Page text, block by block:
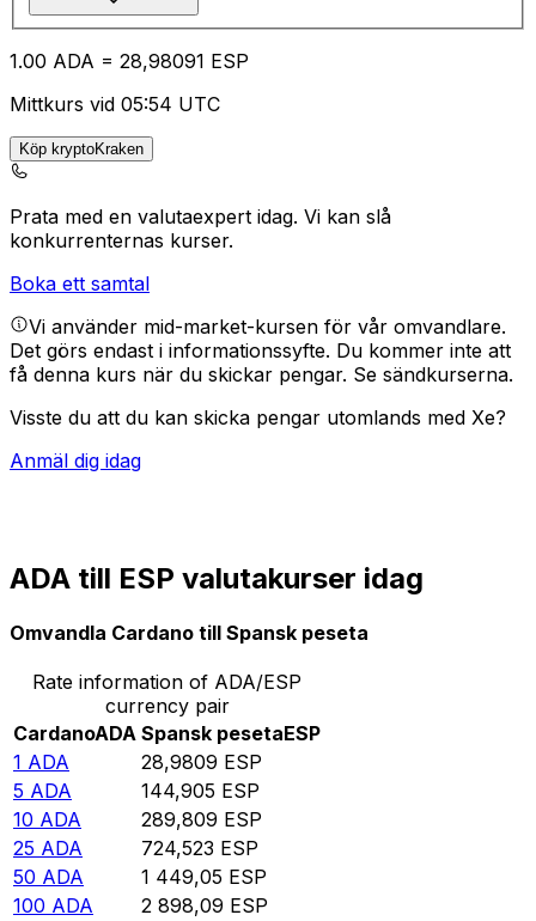
1.00 ADA = 28,98091 ESP
Mittkurs vid 05:54 UTC
Köp kryptoKraken
Prata med en valutaexpert idag. Vi kan slå
konkurrenternas kurser.
Boka ett samtal
Vi använder mid-market-kursen för vår omvandlare.
Det görs endast i informationssyfte. Du kommer inte att
få denna kurs när du skickar pengar. Se sändkurserna.
Visste du att du kan skicka pengar utomlands med Xe?
Anmäl dig idag
ADA till ESP valutakurser idag
Omvandla Cardano till Spansk peseta
Rate information of ADA/ESP
currency pair
CardanoADA Spansk pesetaESP
1 ADA 28,9809 ESP
5 ADA 144,905 ESP
10 ADA 289,809 ESP
25 ADA 724,523 ESP
50 ADA 1 449,05 ESP
100 ADA 2 898,09 ESP